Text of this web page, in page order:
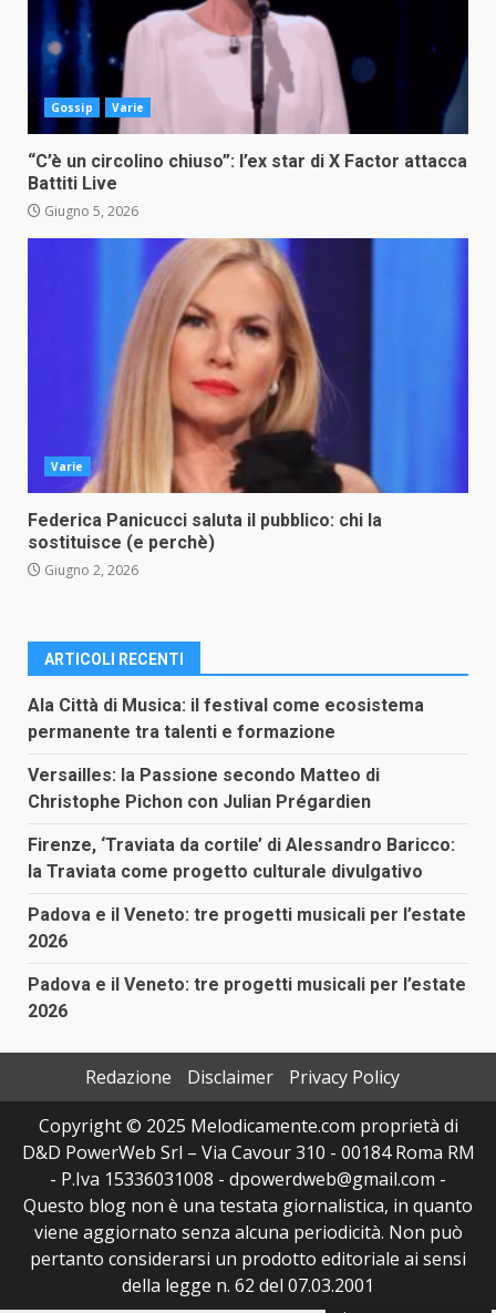
Gossip Varie
“C’è un circolino chiuso”: l’ex star di X Factor attacca
Battiti Live
Giugno 5, 2026
Varie
Federica Panicucci saluta il pubblico: chi la
sostituisce (e perchè)
Giugno 2, 2026
ARTICOLI RECENTI
Ala Città di Musica: il festival come ecosistema
permanente tra talenti e formazione
Versailles: la Passione secondo Matteo di
Christophe Pichon con Julian Prégardien
Firenze, ‘Traviata da cortile’ di Alessandro Baricco:
la Traviata come progetto culturale divulgativo
Padova e il Veneto: tre progetti musicali per l’estate
2026
Padova e il Veneto: tre progetti musicali per l’estate
2026
Redazione Disclaimer
Privacy Policy
Copyright © 2025 Melodicamente.com proprietà di
D&D PowerWeb Srl – Via Cavour 310 - 00184 Roma RM
- P.Iva 15336031008 - dpowerdweb@gmail.com -
Questo blog non è una testata giornalistica, in quanto
viene aggiornato senza alcuna periodicità. Non può
pertanto considerarsi un prodotto editoriale ai sensi
della legge n. 62 del 07.03.2001